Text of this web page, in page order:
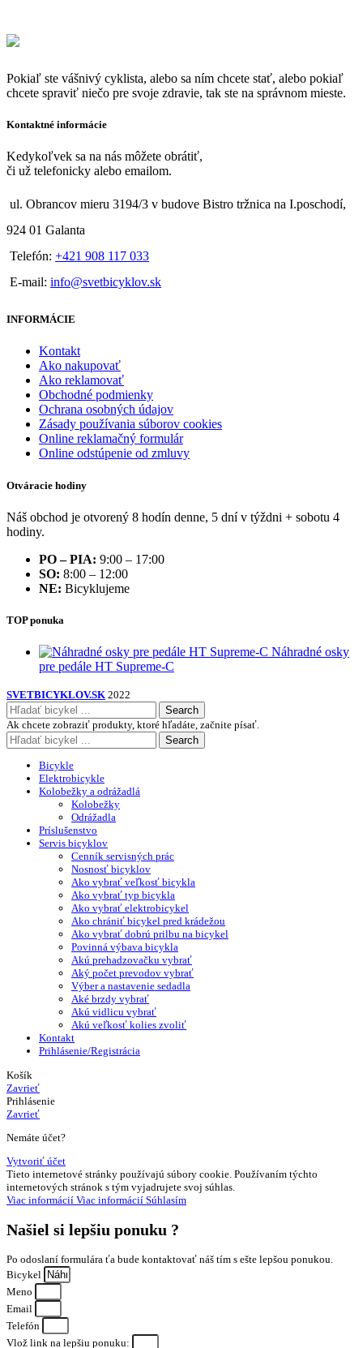
Pokiaľ ste vášnivý cyklista, alebo sa ním chcete stať, alebo pokiaľ
chcete spraviť niečo pre svoje zdravie, tak ste na správnom mieste.
Kontaktné informácie
Kedykoľvek sa na nás môžete obrátiť,
či už telefonicky alebo emailom.
ul. Obrancov mieru 3194/3 v budove Bistro tržnica na I.poschodí,
924 01 Galanta
Telefón: +421 908 117 033
E-mail: info@svetbicyklov.sk
INFORMÁCIE
Kontakt
Ako nakupovať
Ako reklamovať
Obchodné podmienky
Ochrana osobných údajov
Zásady používania súborov cookies
Online reklamačný formulár
Online odstúpenie od zmluvy
Otváracie hodiny
Náš obchod je otvorený 8 hodín denne, 5 dní v týždni + sobotu 4
hodiny.
PO – PIA: 9:00 – 17:00
SO: 8:00 – 12:00
NE: Bicyklujeme
TOP ponuka
Náhradné osky
pre pedále HT Supreme-C
SVETBICYKLOV.SK 2022
Search
Ak chcete zobraziť produkty, ktoré hľadáte, začnite písať.
Search
Bicykle
Elektrobicykle
Kolobežky a odrážadlá
Kolobežky
Odrážadla
Príslušenstvo
Servis bicyklov
Cenník servisných prác
Nosnosť bicyklov
Ako vybrať veľkosť bicykla
Ako vybrať typ bicykla
Ako vybrať elektrobicykel
Ako chrániť bicykel pred krádežou
Ako vybrať dobrú prilbu na bicykel
Povinná výbava bicykla
Akú prehadzovačku vybrať
Aký počet prevodov vybrať
Výber a nastavenie sedadla
Aké brzdy vybrať
Akú vidlicu vybrať
Akú veľkosť kolies zvoliť
Kontakt
Prihlásenie/Registrácia
Košík
Zavrieť
Prihlásenie
Zavrieť
Nemáte účet?
Vytvoriť účet
Tieto internetové stránky používajú súbory cookie. Používaním týchto
internetových stránok s tým vyjadrujete svoj súhlas.
Viac informácií Viac informácií Súhlasím
Našiel si lepšiu ponuku ?
Po odoslaní formulára ťa bude kontaktovať náš tím s ešte lepšou ponukou.
Bicykel
Meno
Email
Telefón
Vlož link na lepšiu ponuku: